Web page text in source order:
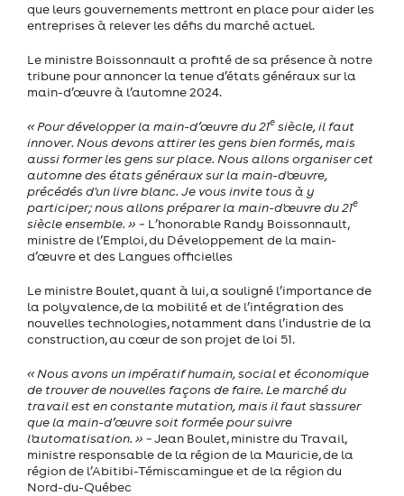
que leurs gouvernements mettront en place pour aider les
entreprises à relever les défis du marché actuel.
Le ministre Boissonnault a profité de sa présence à notre
tribune pour annoncer la tenue d’états généraux sur la
main-d’œuvre à l’automne 2024.
« Pour développer la main-d’œuvre du 21e siècle, il faut
innover. Nous devons attirer les gens bien formés, mais
aussi former les gens sur place. Nous allons organiser cet
automne des états généraux sur la main-d'œuvre,
précédés d'un livre blanc. Je vous invite tous à y
participer; nous allons préparer la main-d'œuvre du 21e
siècle ensemble. » − L’honorable Randy Boissonnault,
ministre de l’Emploi, du Développement de la main-
d’œuvre et des Langues officielles
Le ministre Boulet, quant à lui, a souligné l’importance de
la polyvalence, de la mobilité et de l’intégration des
nouvelles technologies, notamment dans l’industrie de la
construction, au cœur de son projet de loi 51.
« Nous avons un impératif humain, social et économique
de trouver de nouvelles façons de faire. Le marché du
travail est en constante mutation, mais il faut s'assurer
que la main-d’œuvre soit formée pour suivre
l'automatisation. » − Jean Boulet, ministre du Travail,
ministre responsable de la région de la Mauricie, de la
région de l’Abitibi-Témiscamingue et de la région du
Nord-du-Québec